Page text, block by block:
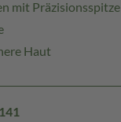
mit Präzisionsspitze
Haut